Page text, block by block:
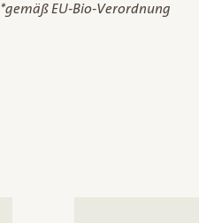
*gemäß EU-Bio-Verordnung